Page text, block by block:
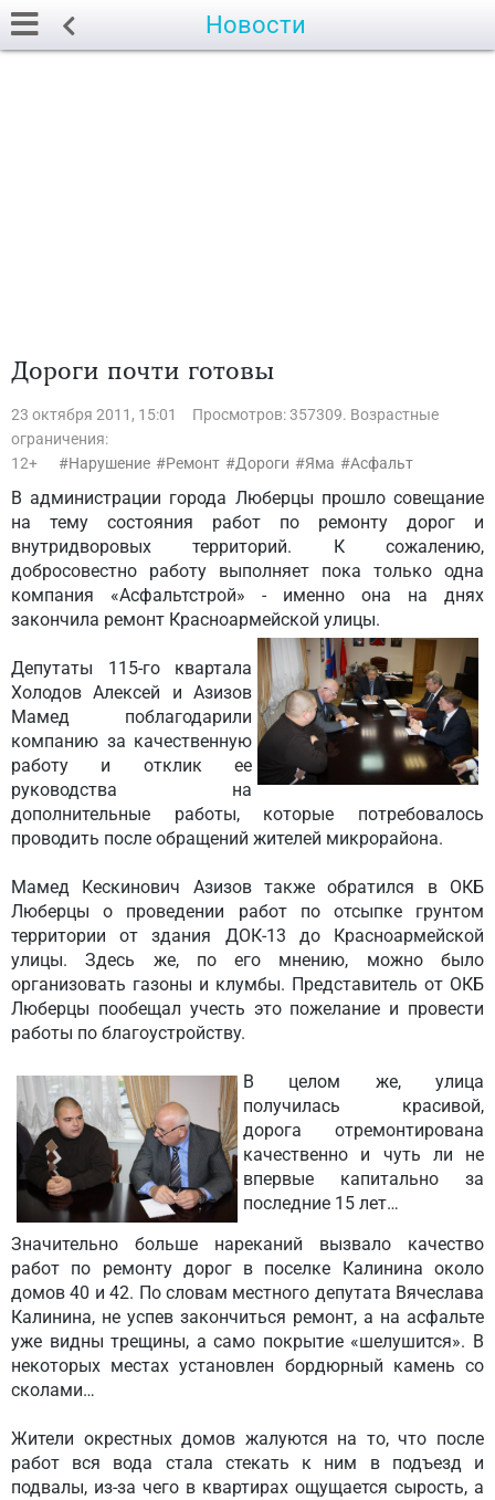
Новости
Дороги почти готовы
23 октября 2011, 15:01
Просмотров: 357309. Возрастные
ограничения:
12+
Нарушение Ремонт Дороги Яма Асфальт
В администрации города Люберцы прошло совещание
на тему состояния работ по ремонту дорог и
внутридворовых территорий. К сожалению,
добросовестно работу выполняет пока только одна
компания «Асфальтстрой» - именно она на днях
закончила ремонт Красноармейской улицы.
Депутаты 115-го квартала
Холодов Алексей и Азизов
Мамед поблагодарили
компанию за качественную
работу и отклик ее
руководства на
дополнительные работы, которые потребовалось
проводить после обращений жителей микрорайона.
Мамед Кескинович Азизов также обратился в ОКБ
Люберцы о проведении работ по отсыпке грунтом
территории от здания ДОК-13 до Красноармейской
улицы. Здесь же, по его мнению, можно было
организовать газоны и клумбы. Представитель от ОКБ
Люберцы пообещал учесть это пожелание и провести
работы по благоустройству.
В целом же, улица
получилась красивой,
дорога отремонтирована
качественно и чуть ли не
впервые капитально за
последние 15 лет…
Значительно больше нареканий вызвало качество
работ по ремонту дорог в поселке Калинина около
домов 40 и 42. По словам местного депутата Вячеслава
Калинина, не успев закончиться ремонт, а на асфальте
уже видны трещины, а само покрытие «шелушится». В
некоторых местах установлен бордюрный камень со
сколами…
Жители окрестных домов жалуются на то, что после
работ вся вода стала стекать к ним в подъезд и
подвалы, из-за чего в квартирах ощущается сырость, а